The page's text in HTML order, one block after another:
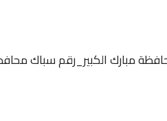
مبارك الكبير_رقم سباك